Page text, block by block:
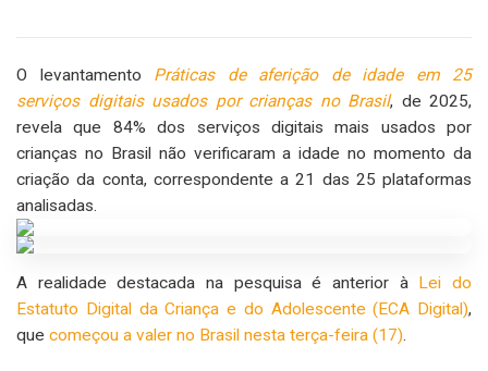
O levantamento
Práticas de aferição de idade em 25
serviços digitais usados por crianças no Brasil, de 2025,
revela que 84% dos serviços digitais mais usados por
crianças no Brasil não verificaram a idade no momento da
criação da conta, correspondente a 21 das 25 plataformas
analisadas.
A realidade destacada na pesquisa é anterior à Lei do
Estatuto Digital da Criança e do Adolescente (ECA Digital),
que começou a valer no Brasil nesta terça-feira (17).